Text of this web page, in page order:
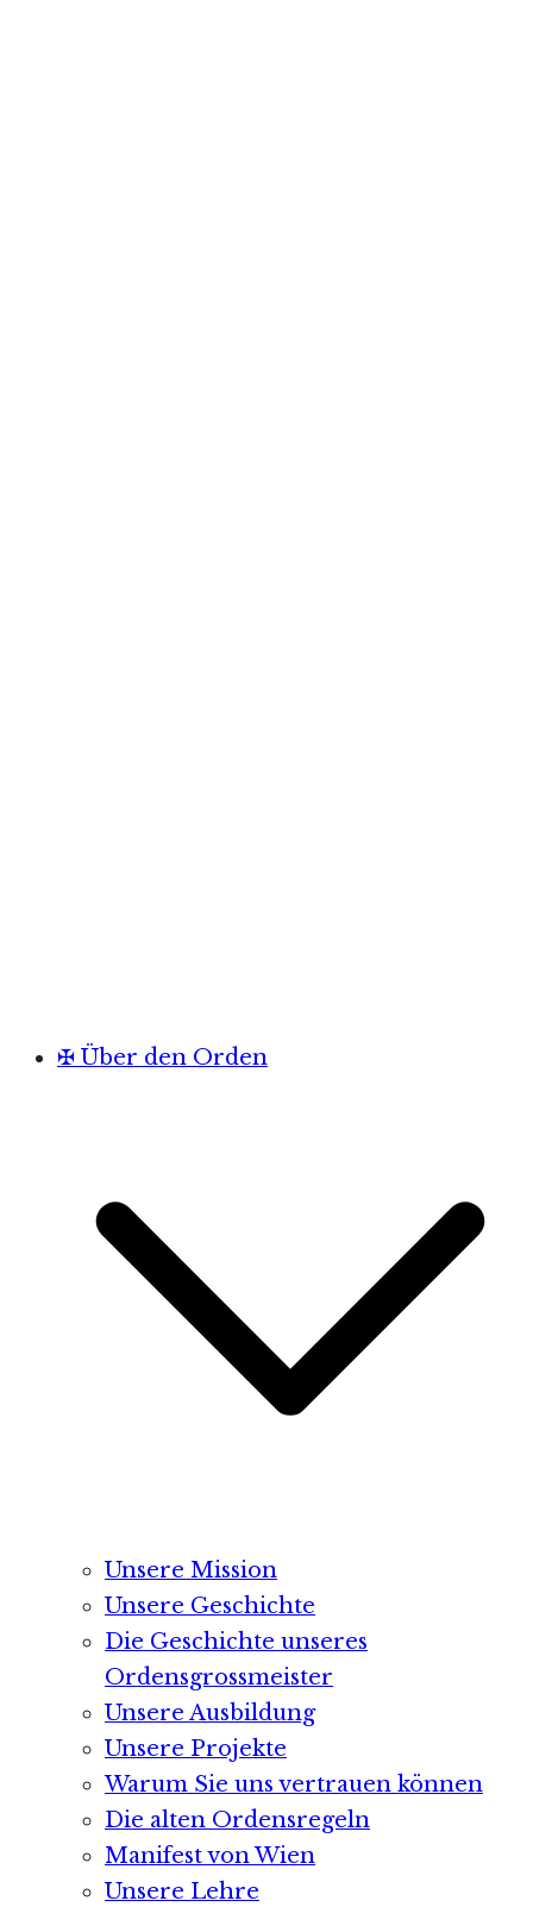
✠ Über den Orden
Unsere Mission
Unsere Geschichte
Die Geschichte unseres
Ordensgrossmeister
Unsere Ausbildung
Unsere Projekte
Warum Sie uns vertrauen können
Die alten Ordensregeln
Manifest von Wien
Unsere Lehre